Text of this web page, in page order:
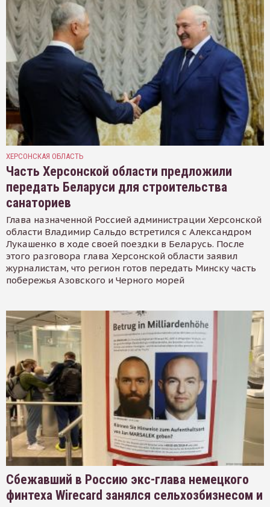
ХЕРСОНСКАЯ ОБЛАСТЬ
Часть Херсонской области предложили
передать Беларуси для строительства
санаториев
Глава назначенной Россией администрации Херсонской
области Владимир Сальдо встретился с Александром
Лукашенко в ходе своей поездки в Беларусь. После
этого разговора глава Херсонской области заявил
журналистам, что регион готов передать Минску часть
побережья Азовского и Черного морей
Сбежавший в Россию экс-глава немецкого
финтеха Wirecard занялся сельхозбизнесом и